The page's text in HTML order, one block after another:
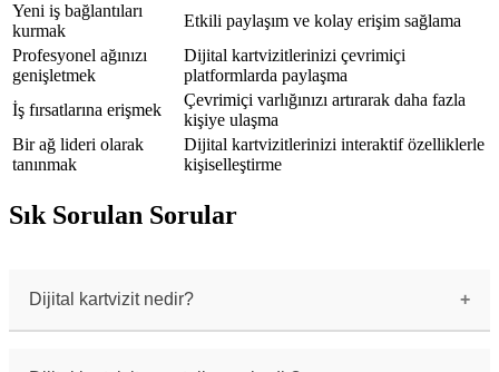
Yeni iş bağlantıları
kurmak
Etkili paylaşım ve kolay erişim sağlama
Profesyonel ağınızı
genişletmek
Dijital kartvizitlerinizi çevrimiçi
platformlarda paylaşma
İş fırsatlarına erişmek
Çevrimiçi varlığınızı artırarak daha fazla
kişiye ulaşma
Bir ağ lideri olarak
tanınmak
Dijital kartvizitlerinizi interaktif özelliklerle
kişiselleştirme
Sık Sorulan Sorular
Dijital kartvizit nedir?